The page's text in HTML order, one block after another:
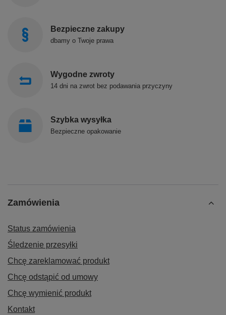
Bezpieczne zakupy
dbamy o Twoje prawa
Wygodne zwroty
14 dni na zwrot bez podawania przyczyny
Szybka wysyłka
Bezpieczne opakowanie
Zamówienia
Status zamówienia
Śledzenie przesyłki
Chcę zareklamować produkt
Chcę odstąpić od umowy
Chcę wymienić produkt
Kontakt